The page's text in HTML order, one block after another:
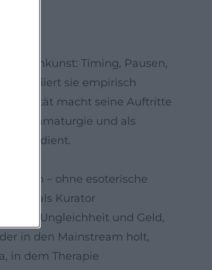
Timing, Pausen,
variiert sie empirisch
Qualität macht seine Auftritte
Dramaturgie und als
Inhalt dient.
– ohne esoterische
als Kurator
wird: Ungleichheit und Geld,
in den Mainstream holt,
in dem Therapie